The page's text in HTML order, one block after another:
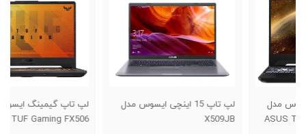
لپ تاپ 15 اینچی ایسوس مدل
X509JB
لپ تاپ گیمینگ ایسوس Asus
TUF Gaming FX506